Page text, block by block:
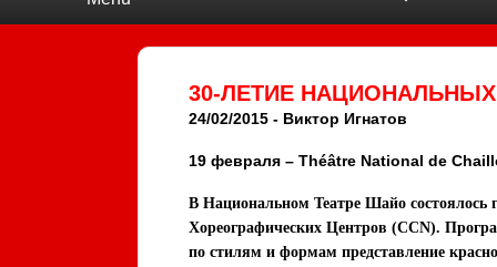
30-ЛЕТИЕ
24/02/2015 - Виктор Игнатов
19 февраля – Théâtre National de
В Национальном Театре Шайо
Хореографических Центров (CCN).
по стилям и формам представление